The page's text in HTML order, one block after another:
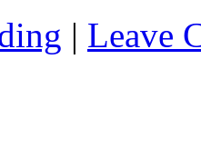
| Leave